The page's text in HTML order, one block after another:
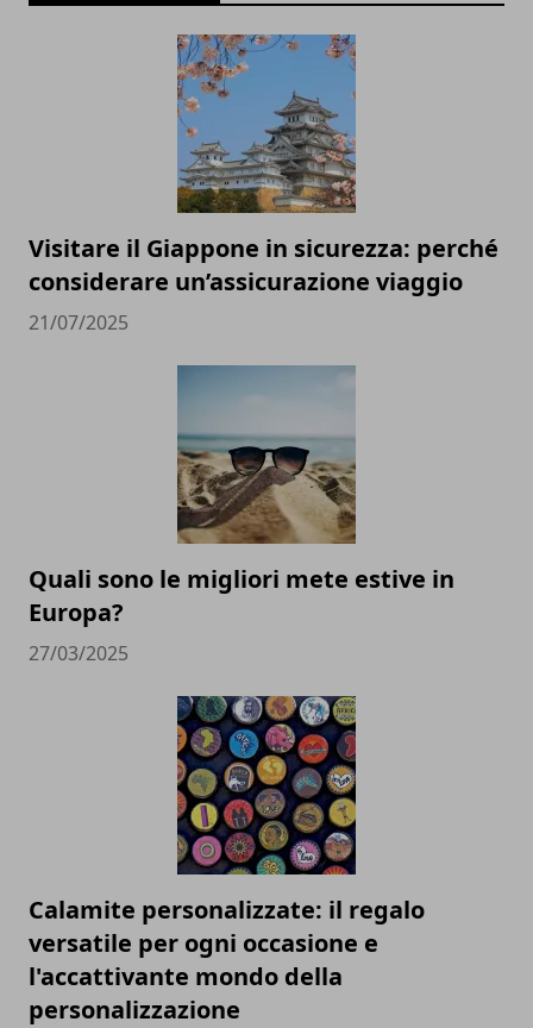
Visitare il Giappone in sicurezza: perché
considerare un’assicurazione viaggio
21/07/2025
Quali sono le migliori mete estive in
Europa?
27/03/2025
Calamite personalizzate: il regalo
versatile per ogni occasione e
l'accattivante mondo della
personalizzazione